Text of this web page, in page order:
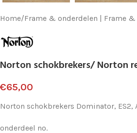
Home/Frame & onderdelen | Frame
Norton schokbrekers/ Norton
€65,00
Norton schokbrekers Dominator, ES2,
onderdeel no.